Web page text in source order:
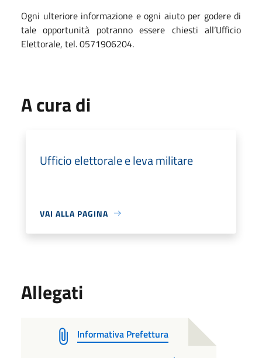
Ogni ulteriore informazione e ogni aiuto per godere di
tale opportunità potranno essere chiesti all’Ufficio
Elettorale, tel. 0571906204.
A cura di
Ufficio elettorale e leva militare
VAI ALLA PAGINA
Allegati
Informativa Prefettura